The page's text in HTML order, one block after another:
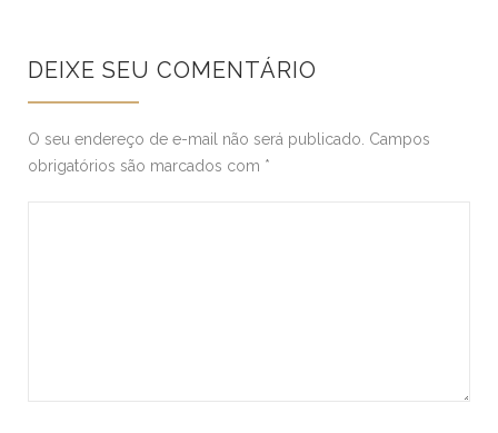
DEIXE SEU COMENTÁRIO
O seu endereço de e-mail não será publicado. Campos
obrigatórios são marcados com *